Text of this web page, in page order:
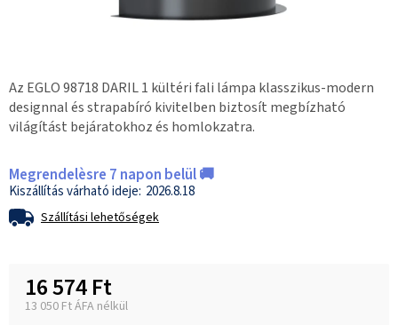
Az EGLO 98718 DARIL 1 kültéri fali lámpa klasszikus-modern
designnal és strapabíró kivitelben biztosít megbízható
világítást bejáratokhoz és homlokzatra.
Megrendelèsre 7 napon belül 🚚
2026.8.18
Szállítási lehetőségek
16 574 Ft
13 050 Ft ÁFA nélkül